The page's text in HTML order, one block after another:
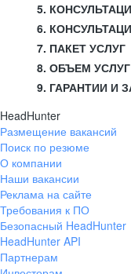
5.
6.
7. ПАКЕТ УСЛУГ
8. ОБЪЕМ УСЛУГ
9. ГАРАНТИИ И
HeadHunter
Размещение вакансий
Поиск по резюме
О компании
Наши вакансии
Реклама на сайте
Требования к ПО
Безопасный HeadHunter
HeadHunter API
Партнерам